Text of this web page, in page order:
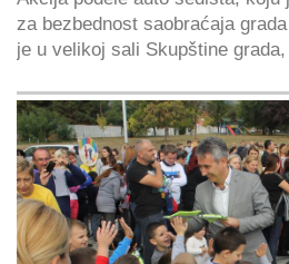
za bezbednost saobraćaja
je u velikoj sali Skupštine